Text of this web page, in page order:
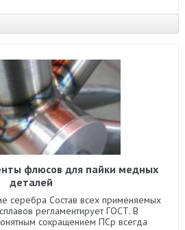
флюсов для пайки медных
деталей
серебра Состав всех применяемых
регламентирует ГОСТ. В
сокращением ПСр всегда